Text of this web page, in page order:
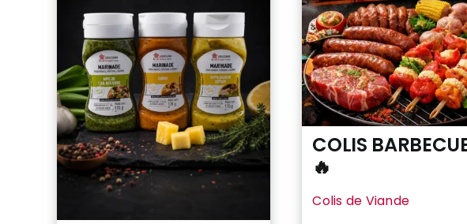
COLIS
🔥
Colis de Viande